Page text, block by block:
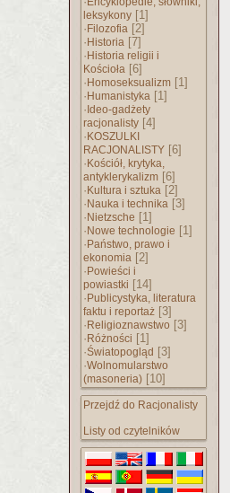
leksykony [1]
· Filozofia [2]
· Historia [7]
· Historia religii i
Kościoła [6]
· Homoseksualizm [1]
· Humanistyka [1]
· Ideo-gadżety
racjonalisty [4]
· KOSZULKI
RACJONALISTY [6]
· Kościół, krytyka,
antyklerykalizm [6]
· Kultura i sztuka [2]
· Nauka i technika [3]
· Nietzsche [1]
· Nowe technologie [1]
· Państwo, prawo i
ekonomia [2]
· Powieści i
powiastki [14]
· Publicystyka, literatura
faktu i reportaż [3]
· Religioznawstwo [3]
· Różności [1]
·Światopogląd [3]
·Wolnomularstwo
(masoneria) [10]
Przejdź do Racjonalisty
Listy od czytelników